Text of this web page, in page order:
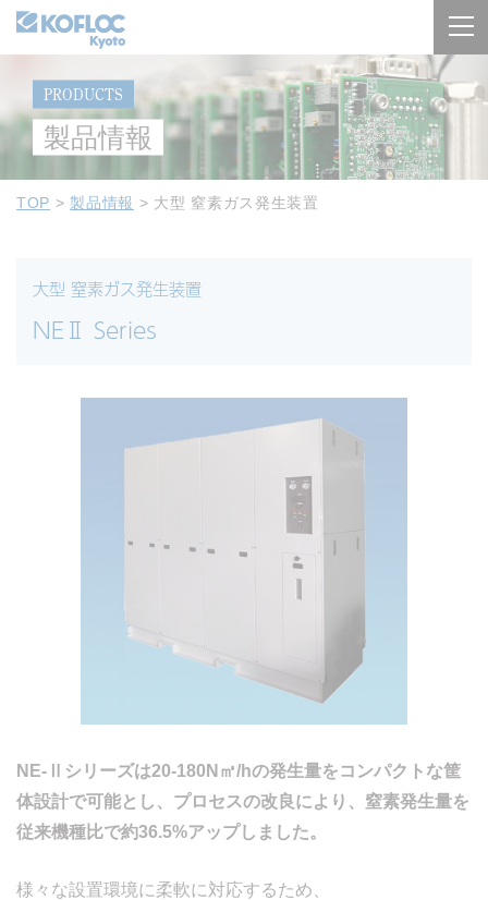
PRODUCTS
製品情報
TOP >製品情報 > 大型 窒素ガス発生装置
大型 窒素ガス発生装置
NEⅡ Series
NE-Ⅱシリーズは20-180N㎥/hの発生量をコンパクトな筐
体設計で可能とし、プロセスの改良により、窒素発生量を
従来機種比で約36.5%アップしました。
様々な設置環境に柔軟に対応するため、